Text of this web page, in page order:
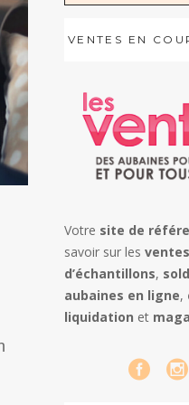
VENTES EN
Votre site de
savoir sur les
d’échantillons,
aubaines en ligne,
liquidation et